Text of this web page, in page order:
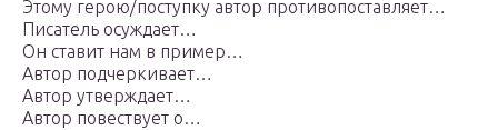
Этому герою/поступку автор противопоставляет…
Писатель осуждает…
Он ставит нам в пример…
Автор подчеркивает…
Автор утверждает…
Автор повествует о…